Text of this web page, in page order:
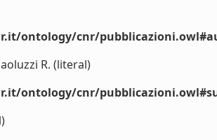
ontology/cnr/
R. (literal)
ontology/cnr/